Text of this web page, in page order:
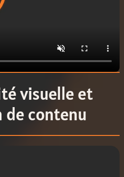
visuelle et
contenu